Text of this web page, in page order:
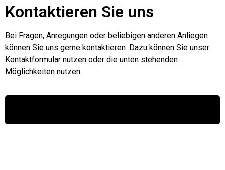
Kontaktieren Sie uns
Bei Fragen, Anregungen oder beliebigen anderen Anliegen
können Sie uns gerne kontaktieren. Dazu können Sie unser
Kontaktformular nutzen oder die unten stehenden
Möglichkeiten nutzen.